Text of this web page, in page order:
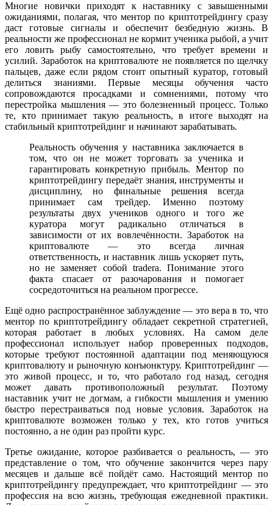
Многие новички приходят к наставнику с завышенными
ожиданиями, полагая, что ментор по криптотрейдингу сразу
даст готовые сигналы и обеспечит безбедную жизнь. В
реальности же профессионал не кормит ученика рыбой, а учит
его ловить рыбу самостоятельно, что требует времени и
усилий. Заработок на криптовалюте не появляется по щелчку
пальцев, даже если рядом стоит опытный куратор, готовый
делиться знаниями. Первые месяцы обучения часто
сопровождаются просадками и сомнениями, потому что
перестройка мышления — это болезненный процесс. Только
те, кто принимает такую реальность, в итоге выходят на
стабильный криптотрейдинг и начинают зарабатывать.
Реальность обучения у наставника заключается в
том, что он не может торговать за ученика и
гарантировать конкретную прибыль. Ментор по
криптотрейдингу передаёт знания, инструменты и
дисциплину, но финальные решения всегда
принимает сам трейдер. Именно поэтому
результаты двух учеников одного и того же
куратора могут радикально отличаться в
зависимости от их вовлечённости. Заработок на
криптовалюте — это всегда личная
ответственность, и наставник лишь ускоряет путь,
но не заменяет собой traderа. Понимание этого
факта спасает от разочарования и помогает
сосредоточиться на реальном прогрессе.
Ещё одно распространённое заблуждение — это вера в то, что
ментор по криптотрейдингу обладает секретной стратегией,
которая работает в любых условиях. На самом деле
профессионал использует набор проверенных подходов,
которые требуют постоянной адаптации под меняющуюся
криптовалюту и рыночную конъюнктуру. Криптотрейдинг —
это живой процесс, и то, что работало год назад, сегодня
может давать противоположный результат. Поэтому
наставник учит не догмам, а гибкости мышления и умению
быстро перестраиваться под новые условия. Заработок на
криптовалюте возможен только у тех, кто готов учиться
постоянно, а не один раз пройти курс.
Третье ожидание, которое разбивается о реальность, — это
представление о том, что обучение закончится через пару
месяцев и дальше всё пойдёт само. Настоящий ментор по
криптотрейдингу предупреждает, что криптотрейдинг — это
профессия на всю жизнь, требующая ежедневной практики.